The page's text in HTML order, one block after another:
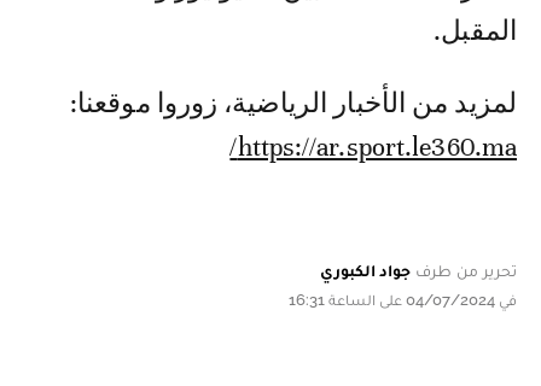
المقبل.
لمزيد من الأخبار الرياضية، زوروا موقعنا:
https://ar.sport.le360.ma/
تحرير من طرف جواد الكبوري
في 04/07/2024 على الساعة 16:31